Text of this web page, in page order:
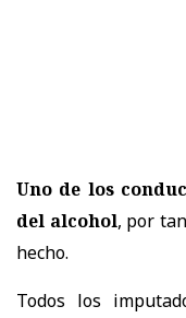
Uno de los
del alcohol, por
hecho.
Todos los